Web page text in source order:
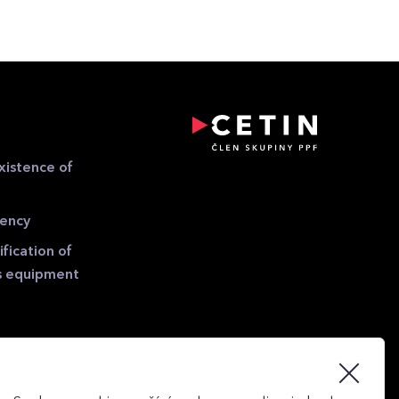
of
of
equipment